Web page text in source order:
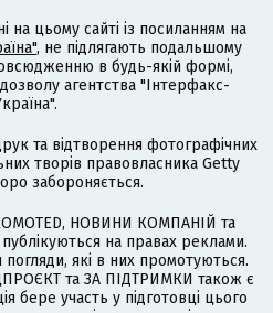
на цьому сайті із посиланням на
, не підлягають подальшому
в будь-якій формі,
агентства "Інтерфакс-
та відтворення фотографічних
творів правовласника Getty
забороняється.
НОВИНИ КОМПАНІЙ та
на правах реклами.
які в них промотуються.
та ЗА ПІДТРИМКИ також є
бере участь у підготовці цього